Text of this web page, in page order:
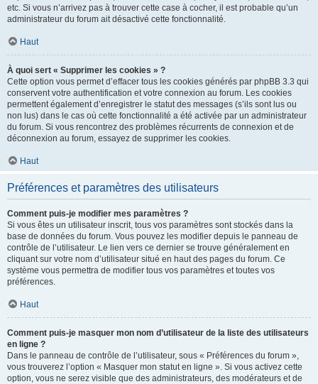
etc. Si vous n’arrivez pas à trouver cette case à cocher, il est probable qu’un
administrateur du forum ait désactivé cette fonctionnalité.
Haut
À quoi sert « Supprimer les cookies » ?
Cette option vous permet d’effacer tous les cookies générés par phpBB 3.3 qui
conservent votre authentification et votre connexion au forum. Les cookies
permettent également d’enregistrer le statut des messages (s’ils sont lus ou
non lus) dans le cas où cette fonctionnalité a été activée par un administrateur
du forum. Si vous rencontrez des problèmes récurrents de connexion et de
déconnexion au forum, essayez de supprimer les cookies.
Haut
Préférences et paramètres des utilisateurs
Comment puis-je modifier mes paramètres ?
Si vous êtes un utilisateur inscrit, tous vos paramètres sont stockés dans la
base de données du forum. Vous pouvez les modifier depuis le panneau de
contrôle de l’utilisateur. Le lien vers ce dernier se trouve généralement en
cliquant sur votre nom d’utilisateur situé en haut des pages du forum. Ce
système vous permettra de modifier tous vos paramètres et toutes vos
préférences.
Haut
Comment puis-je masquer mon nom d’utilisateur de la liste des utilisateurs
en ligne ?
Dans le panneau de contrôle de l’utilisateur, sous « Préférences du forum »,
vous trouverez l’option « Masquer mon statut en ligne ». Si vous activez cette
option, vous ne serez visible que des administrateurs, des modérateurs et de